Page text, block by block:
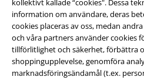
kollektivt kallade “cookies". Dessa
information om användare, deras
cookies placeras av oss, medan
och våra partners använder cookies
tillförlitlighet och säkerhet, förbättra
shoppingupplevelse, genomföra
marknadsföringsändamål (t.ex.
Villkor
Om oss
Ladda ner villkoren